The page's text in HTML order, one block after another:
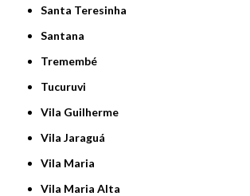
Santa Teresinha
Santana
Tremembé
Tucuruvi
Vila Guilherme
Vila Jaraguá
Vila Maria
Vila Maria Alta